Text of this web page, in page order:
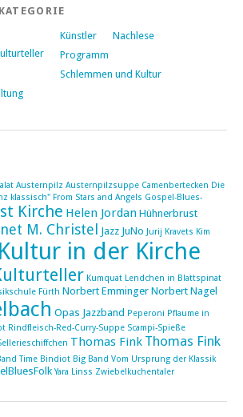
Künstler
Nachlese
Programm
Schlemmen und Kultur
Austernpilz Austernpilzsuppe Camenbertecken Die
klassisch" From Stars and Angels Gospel-Blues-
Kirche Helen Jordan Hühnerbrust
M. Christel Jazz JuNo Jurij Kravets Kim
Kultur in der Kirche
Kumquat Lendchen in Blattspinat
Fürth Norbert Emminger Norbert Nagel
Opas Jazzband Peperoni Pflaume in
Rindfleisch-Red-Curry-Suppe Scampi-Spieße
Thomas Fink Thomas Fink
Time Bindiot Big Band Vom Ursprung der Klassik
Yara Linss Zwiebelkuchentaler